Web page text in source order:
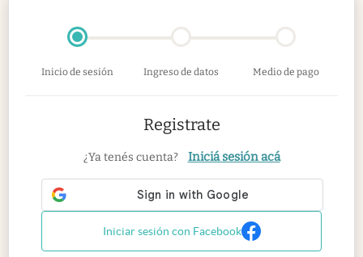
Inicio de sesión Ingreso de datos Medio de pago
Registrate
¿Ya tenés cuenta? Iniciá sesión acá
Iniciar sesión con Facebook